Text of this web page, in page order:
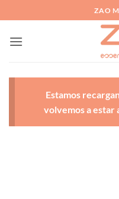
al
contenido
ZAO
Estamos
volvemos a estar